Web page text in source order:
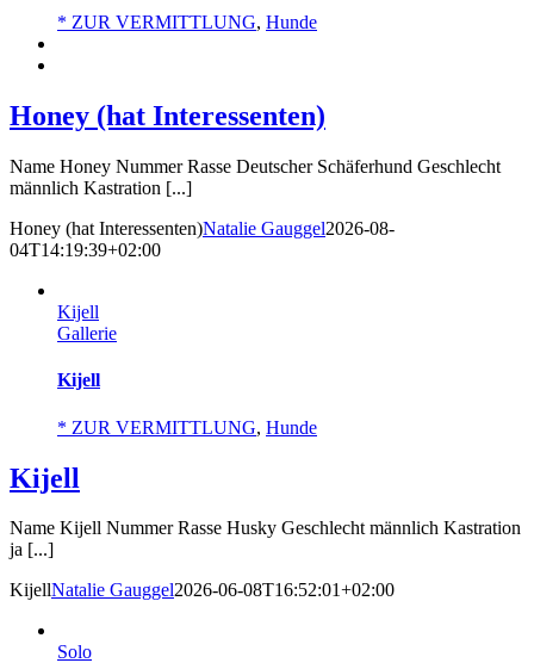
* ZUR VERMITTLUNG, Hunde
Honey (hat Interessenten)
Name Honey Nummer Rasse Deutscher Schäferhund Geschlecht
männlich Kastration [...]
Honey (hat Interessenten)Natalie Gauggel2026-08-
04T14:19:39+02:00
Kijell
Gallerie
Kijell
* ZUR VERMITTLUNG, Hunde
Kijell
Name Kijell Nummer Rasse Husky Geschlecht männlich Kastration
ja [...]
KijellNatalie Gauggel2026-06-08T16:52:01+02:00
Solo